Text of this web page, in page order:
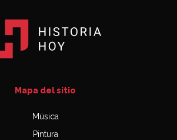
Mapa del sitio
Música
Pintura